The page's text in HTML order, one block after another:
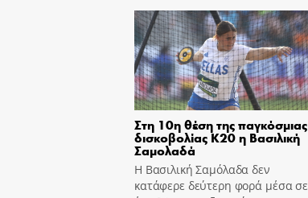
Στη 10η θέση της παγκόσμιας
δισκοβολίας Κ20 η Βασιλική
Σαμολαδά
Η Βασιλική Σαμόλαδα δεν
κατάφερε δεύτερη φορά μέσα σε